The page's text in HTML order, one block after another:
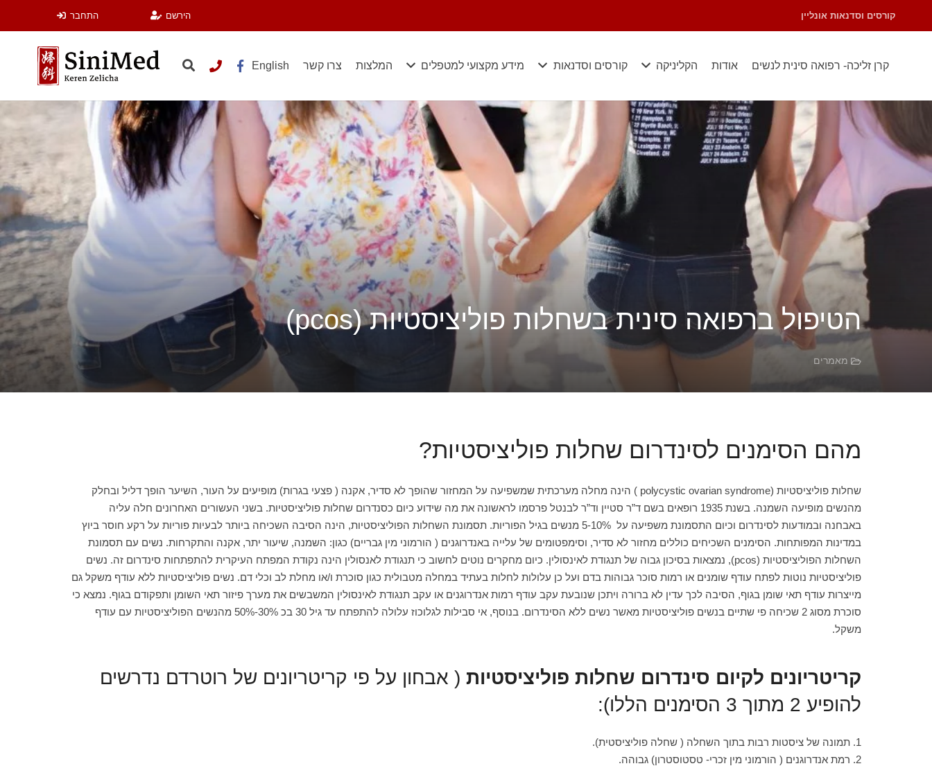
קורסים וסדנאות אונליין הירשם התחבר
קרן זליכה- רפואה סינית לנשים אודות הקליניקה קורסים וסדנאות מידע מקצועי למטפלים המלצות צרו קשר English
הטיפול ברפואה סינית בשחלות פוליציסטיות (pcos)
מאמרים
מהם הסימנים לסינדרום שחלות פוליציסטיות?
שחלות פוליציסטיות (polycystic ovarian syndrome ) הינה מחלה מערכתית שמשפיעה על המחזור שהופך לא סדיר, אקנה ( פצעי בגרות) מופיעים על העור, השיער הופך דליל ובחלק
מהנשים מופיעה השמנה. בשנת 1935 רופאים בשם ד”ר סטיין וד”ר לבנטל פרסמו לראשונה את מה שידוע כיום כסנדרום שחלות פוליציסטיות. בשני העשורים האחרונים חלה עליה
באבחנה ובמודעות לסינדרום וכיום התסמונת משפיעה על 5-10% מנשים בגיל הפוריות. תסמונת השחלות הפוליציסטיות, הינה הסיבה השכיחה ביותר לבעיות פוריות על רקע חוסר ביוץ
במדינות המפותחות. הסימנים השכיחים כוללים מחזור לא סדיר, וסימפטומים של עלייה באנדרוגנים ( הורמוני מין גבריים) כגון: השמנה, שיעור יתר, אקנה והתקרחות. נשים עם תסמונת
השחלות הפוליציסטיות (pcos), נמצאות בסיכון גבוה של תנגודת לאינסולין. כיום מחקרים נוטים לחשוב כי תנגודת לאנסולין הינה נקודת המפתח העיקרית להתפתחות סינדרום זה. נשים
פוליציסטיות נוטות לפתח עודף שומנים או רמות סוכר גבוהות בדם ועל כן עלולות לחלות בעתיד במחלה מטבולית כגון סוכרת ו/או מחלת לב וכלי דם. נשים פוליציסטיות ללא עודף משקל גם
מייצרות עודף תאי שומן בגוף, הסיבה לכך עדין לא ברורה ויתכן שנובעת עקב עודף רמות אנדרוגנים או עקב תנגודת לאינסולין המשבשים את מערך פיזור תאי השומן ותפקודם בגוף. נמצא כי
סוכרת מסוג 2 שכיחה פי שתיים בנשים פוליציסטיות מאשר נשים ללא הסינדרום. בנוסף, אי סבילות לגלוכוז עלולה להתפתח עד גיל 30 בכ 30%-50% מהנשים הפוליציסטיות עם עודף
משקל.
קריטריונים לקיום סינדרום שחלות פוליציסטיות ( אבחון על פי קריטריונים של רוטרדם נדרשים
להופיע 2 מתוך 3 הסימנים הללו):
1. תמונה של ציסטות רבות בתוך השחלה ( שחלה פוליציסטית).
2. רמת אנדרוגנים ( הורמוני מין זכרי- טסטוסטרון) גבוהה.